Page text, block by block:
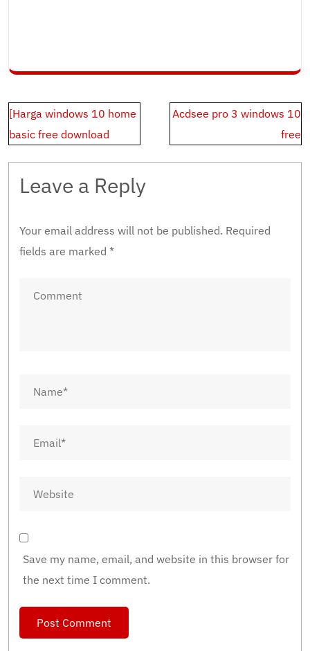
Post
navigation
[Harga windows 10 home
basic free download
Acdsee pro 3 windows 10
free
Leave a Reply
Your email address will not be published. Required
fields are marked *
Save my name, email, and website in this browser for
the next time I comment.